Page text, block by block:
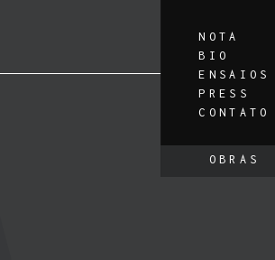
NOTA
BIO
ENSAIOS
PRESS
CONTATO
OBRAS